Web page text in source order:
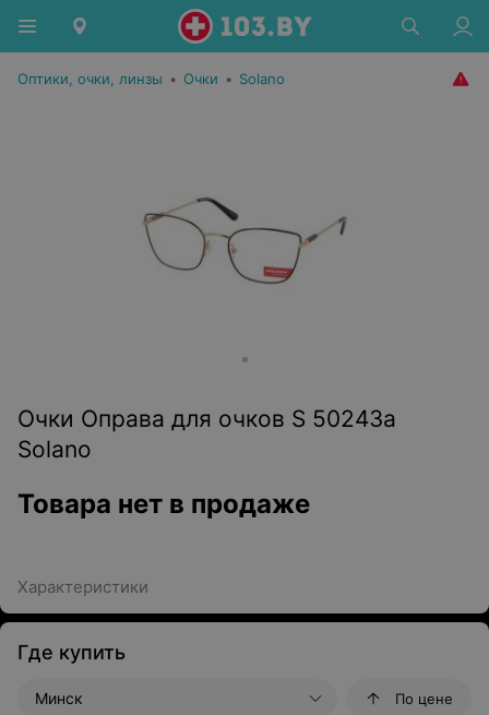
Оптики, очки, линзы • Очки • Solano
Очки Оправа для очков S 50243a
Solano
Товара нет в продаже
Характеристики
Где купить
Минск По цене